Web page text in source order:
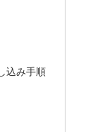
込み手順